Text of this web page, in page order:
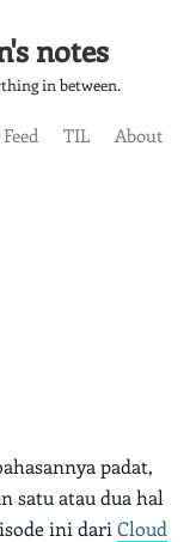
notes
in between.
Feed TIL
About
padat,
satu atau dua hal
ini dari Cloud